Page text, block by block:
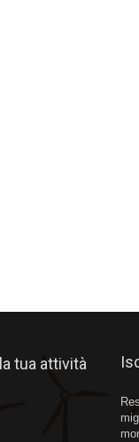
tua attività